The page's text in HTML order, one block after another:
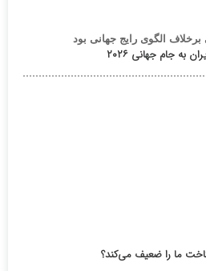
برخلاف الگوی رایج جهانی بود
به جام جهانی ۲۰۲۶
ما را ضعیف می‌کند؟